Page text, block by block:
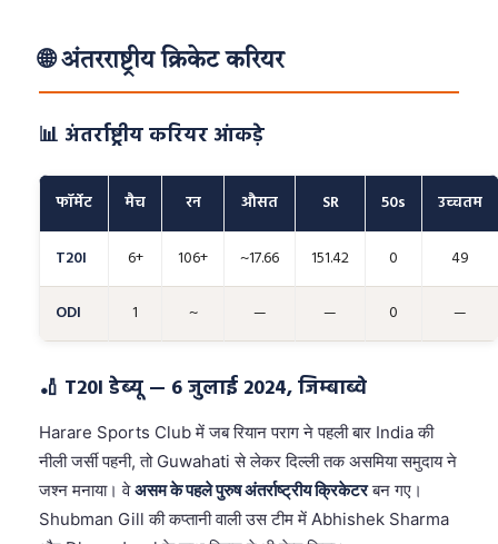
🌐 अंतरराष्ट्रीय क्रिकेट करियर
📊 अंतर्राष्ट्रीय करियर आंकड़े
फॉर्मेट मैच रन औसत SR 50s उच्चतम
T20I 6+ 106+ ~17.66 151.42 0 49
ODI 1 ~ — — 0 —
🏏 T20I डेब्यू — 6 जुलाई 2024, जिम्बाब्वे
Harare Sports Club में जब रियान पराग ने पहली बार India की
नीली जर्सी पहनी, तो Guwahati से लेकर दिल्ली तक असमिया समुदाय ने
जश्न मनाया। वेअसम के पहले पुरुष अंतर्राष्ट्रीय क्रिकेटरबन गए।
Shubman Gill की कप्तानी वाली उस टीम में Abhishek Sharma